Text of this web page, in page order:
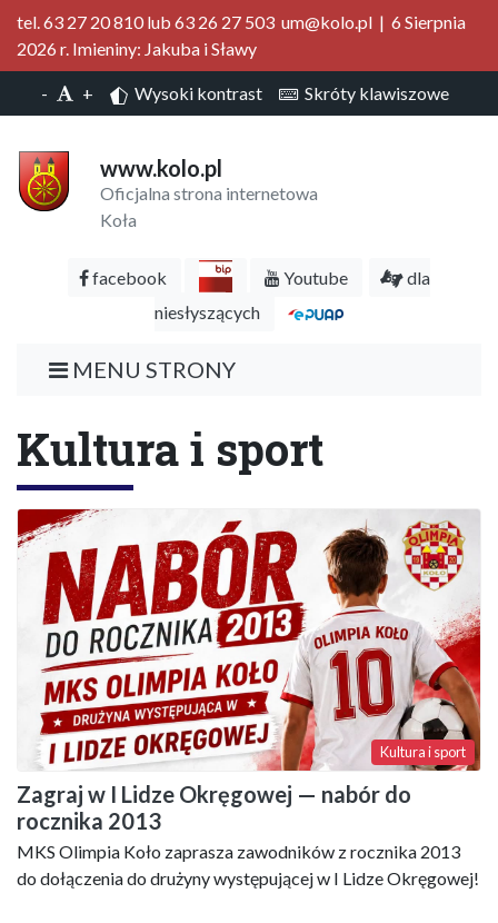
tel. 63 27 20 810 lub 63 26 27 503 um@kolo.pl | 6 Sierpnia
2026 r. Imieniny: Jakuba i Sławy
- + Wysoki kontrast Skróty klawiszowe
www.kolo.pl
Oficjalna strona internetowa
Koła
facebook Youtube
dla
niesłyszących
MENU STRONY
Kultura i sport
Kultura i sport
Zagraj w I Lidze Okręgowej — nabór do
rocznika 2013
MKS Olimpia Koło zaprasza zawodników z rocznika 2013
do dołączenia do drużyny występującej w I Lidze Okręgowej!